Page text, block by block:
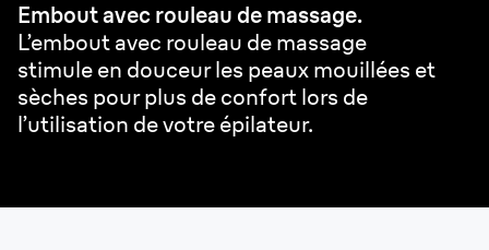
Embout avec rouleau de massage.
L’embout avec rouleau de massage
stimule en douceur les peaux mouillées et
sèches pour plus de confort lors de
l’utilisation de votre épilateur.